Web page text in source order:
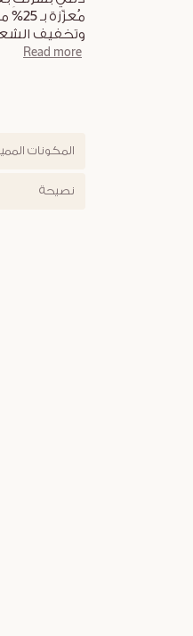
وتخفيف
Read more
المكونات
نصيحة